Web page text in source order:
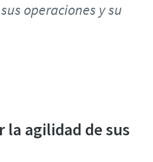
operaciones y su
la agilidad de sus